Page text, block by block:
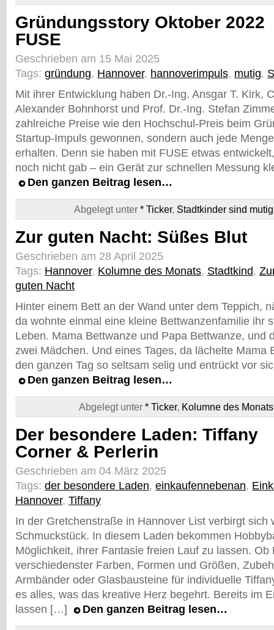
Gründungsstory Oktober 2022
FUSE
Geschrieben am 15 Mai 2025
Tags: gründung, Hannover, hannoverimpuls, mutig,
Mit ihrer Entwicklung haben Dr.-Ing. Ansgar T. Kirk,
Alexander Bohnhorst und Prof. Dr.-Ing. Stefan
zahlreiche Preise wie den Hochschul-Preis beim
Startup-Impuls gewonnen, sondern auch jede
erhalten. Denn sie haben mit FUSE etwas
noch nicht gab – ein Gerät zur schnellen Messung
Den ganzen Beitrag lesen…
Abgelegt unter * Ticker, Stadtkinder sind mutig
Zur guten Nacht: Süßes Blut
Geschrieben am 28 April 2025
Tags: Hannover, Kolumne des Monats, Stadtkind,
guten Nacht
Hinter einem Bett an der Wand unter dem Teppich,
da wohnte einmal eine kleine Bettwanzenfamilie ihr
Leben. Mama Bettwanze und Papa Bettwanze, und
zwei Mädchen. Und eines Tages, da lächelte Mama
den ganzen Tag so seltsam selig und entrückt vor
Den ganzen Beitrag lesen…
Abgelegt unter * Ticker, Kolumne des Monats
Der besondere Laden: Tiffany
Corner & Perlerin
Geschrieben am 04 März 2025
Tags: der besondere Laden, einkaufennebenan,
Hannover, Tiffany
In der Gretchenstraße in Hannover List verbirgt sich
Schmuckstück. In diesem Laden bekommen
Möglichkeit, ihrer Fantasie freien Lauf zu lassen. Ob
verschiedenster Farben, Formen und Größen,
Armbänder oder Glasbausteine für individuelle
es alles, was das kreative Herz begehrt. Bereits im
lassen […]
Den ganzen Beitrag lesen…